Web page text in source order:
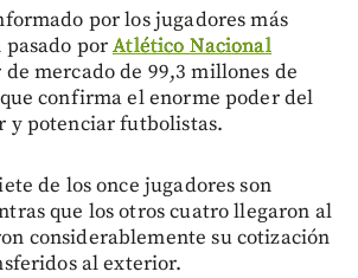
por los jugadores más
pasado porAtlético Nacional
mercado de 99,3 millones de
confirma el enorme poder del
y potenciar futbolistas.
de los once jugadores son
que los otros cuatro llegaron al
considerablemente su cotización
al exterior.